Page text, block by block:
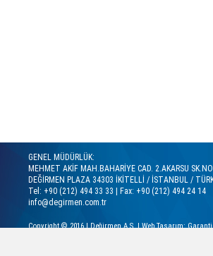
GENEL MÜDÜRLÜK:
MEHMET AKİF MAH.BAHARİYE CAD. 2.AKARSU
DEĞİRMEN PLAZA 34303 İKİTELLİ / İSTANBUL /
Tel: +90 (212) 494 33 33 | Fax: +90 (212) 494 24 14
info@degirmen.com.tr
Copyright © 2016 |Değirmen A.Ş.|Web Tasarım: